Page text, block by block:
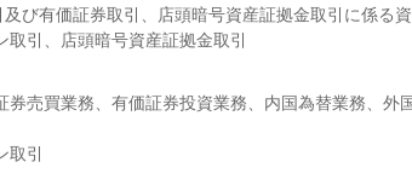
び有価証券取引、店頭暗号資産証拠金取引に係る
引、店頭暗号資産証拠金取引
売買業務、有価証券投資業務、内国為替業務、
取引